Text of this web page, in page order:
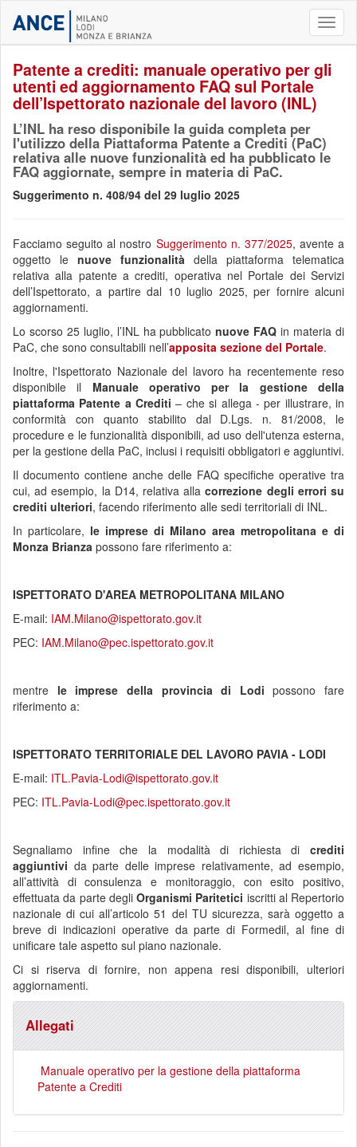
Patente a crediti: manuale operativo per gli
utenti ed aggiornamento FAQ sul Portale
dell’Ispettorato nazionale del lavoro (INL)
L’INL ha reso disponibile la guida completa per
l'utilizzo della Piattaforma Patente a Crediti (PaC)
relativa alle nuove funzionalità ed ha pubblicato le
FAQ aggiornate, sempre in materia di PaC.
Suggerimento n. 408/94 del 29 luglio 2025
Facciamo seguito al nostro Suggerimento n. 377/2025, avente a
oggetto le nuove funzionalità della piattaforma telematica
relativa alla patente a crediti, operativa nel Portale dei Servizi
dell’Ispettorato, a partire dal 10 luglio 2025, per fornire alcuni
aggiornamenti.
Lo scorso 25 luglio, l’INL ha pubblicatonuove FAQ in materia di
PaC, che sono consultabili nell’apposita sezione del Portale.
Inoltre, l'Ispettorato Nazionale del lavoro ha recentemente reso
disponibile il Manuale operativo per la gestione della
piattaforma Patente a Crediti – che si allega - per illustrare, in
conformità con quanto stabilito dal D.Lgs. n. 81/2008, le
procedure e le funzionalità disponibili, ad uso dell'utenza esterna,
per la gestione della PaC, inclusi i requisiti obbligatori e aggiuntivi.
Il documento contiene anche delle FAQ specifiche operative tra
cui, ad esempio, la D14, relativa allacorrezione degli errori su
crediti ulteriori, facendo riferimento alle sedi territoriali di INL.
In particolare, le imprese di Milano area metropolitana e di
Monza Brianza possono fare riferimento a:
ISPETTORATO D'AREA METROPOLITANA MILANO
E-mail: IAM.Milano@ispettorato.gov.it
PEC: IAM.Milano@pec.ispettorato.gov.it
mentre le imprese della provincia di Lodi possono fare
riferimento a:
ISPETTORATO TERRITORIALE DEL LAVORO PAVIA - LODI
E-mail: ITL.Pavia-Lodi@ispettorato.gov.it
PEC: ITL.Pavia-Lodi@pec.ispettorato.gov.it
Segnaliamo infine che la modalità di richiesta di crediti
aggiuntivi da parte delle imprese relativamente, ad esempio,
all’attività di consulenza e monitoraggio, con esito positivo,
effettuata da parte degli Organismi Paritetici iscritti al Repertorio
nazionale di cui all’articolo 51 del TU sicurezza, sarà oggetto a
breve di indicazioni operative da parte di Formedil, al fine di
unificare tale aspetto sul piano nazionale.
Ci si riserva di fornire, non appena resi disponibili, ulteriori
aggiornamenti.
Allegati
Manuale operativo per la gestione della piattaforma
Patente a Crediti